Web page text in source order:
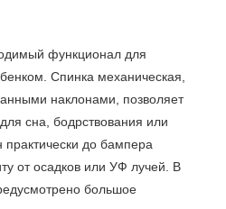
функционал для
Спинка механическая,
наклонами, позволяет
сна, бодрствования или
до бампера
от осадков или УФ лучей. В
большое